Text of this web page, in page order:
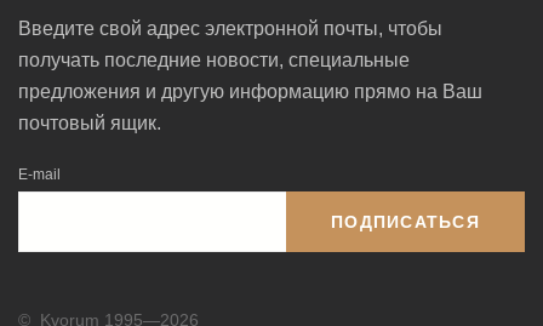
Введите свой адрес электронной почты, чтобы
получать последние новости, специальные
предложения и другую информацию прямо на Ваш
почтовый ящик.
E-mail
ПОДПИСАТЬСЯ
© Kvorum 1995—2026